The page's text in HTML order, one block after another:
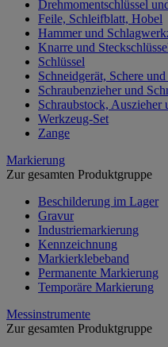
Drehmomentschlüssel
Feile, Schleifblatt, Hobel
Hammer und
Knarre und
Schlüssel
Schneidgerät, Schere und
Schraubenzieher und
Schraubstock, Auszieher
Werkzeug-Set
Zange
Markierung
Zur gesamten Produktgruppe
Beschilderung im Lager
Gravur
Industriemarkierung
Kennzeichnung
Markierklebeband
Permanente Markierung
Temporäre Markierung
Messinstrumente
Zur gesamten Produktgruppe